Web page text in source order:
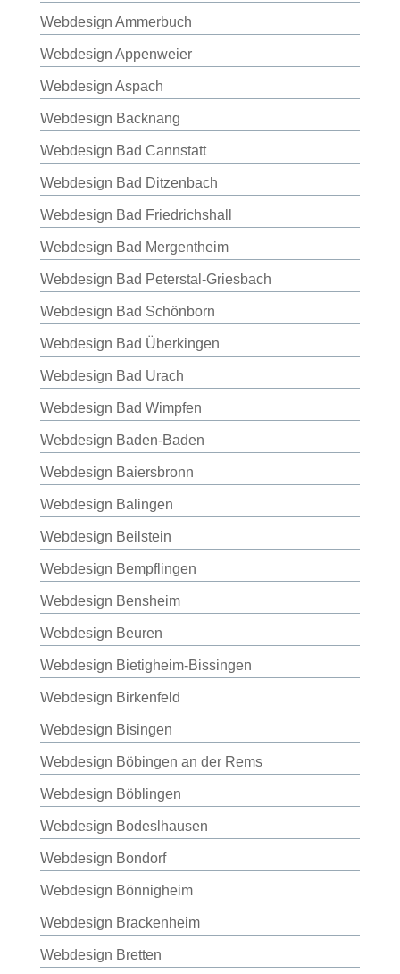
Webdesign Ammerbuch
Webdesign Appenweier
Webdesign Aspach
Webdesign Backnang
Webdesign Bad Cannstatt
Webdesign Bad Ditzenbach
Webdesign Bad Friedrichshall
Webdesign Bad Mergentheim
Webdesign Bad Peterstal-Griesbach
Webdesign Bad Schönborn
Webdesign Bad Überkingen
Webdesign Bad Urach
Webdesign Bad Wimpfen
Webdesign Baden-Baden
Webdesign Baiersbronn
Webdesign Balingen
Webdesign Beilstein
Webdesign Bempflingen
Webdesign Bensheim
Webdesign Beuren
Webdesign Bietigheim-Bissingen
Webdesign Birkenfeld
Webdesign Bisingen
Webdesign Böbingen an der Rems
Webdesign Böblingen
Webdesign Bodeslhausen
Webdesign Bondorf
Webdesign Bönnigheim
Webdesign Brackenheim
Webdesign Bretten